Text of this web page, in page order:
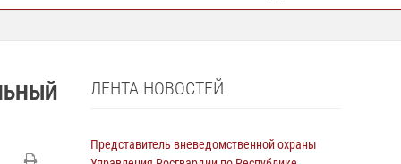
ЛЕНТА НОВОСТЕЙ
Представитель вневедомственной охраны